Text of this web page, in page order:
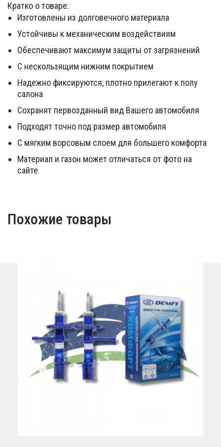
Кратко о товаре:
Изготовлены из долговечного материала
Устойчивы к механическим воздействиям
Обеспечивают максимум защиты от загрязнений
С нескользящим нижним покрытием
Надежно фиксируются, плотно прилегают к полу
салона
Сохранят первозданный вид Вашего автомобиля
Подходят точно под размер автомобиля
С мягким ворсовым слоем для большего комфорта
Материал и газон может отличаться от фото на
сайте
Похожие товары